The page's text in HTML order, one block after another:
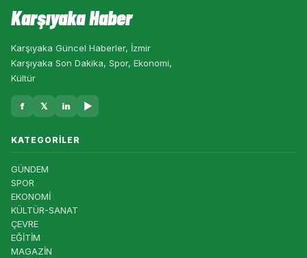
Karşıyaka Haber
Karşıyaka Güncel Haberler, İzmir
Karşıyaka Son Dakika, Spor, Ekonomi,
Kültür
f 𝕏 in ▶
KATEGORILER
GÜNDEM
SPOR
EKONOMİ
KÜLTÜR-SANAT
ÇEVRE
EĞİTİM
MAGAZİN